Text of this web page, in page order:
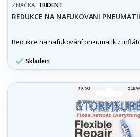
ZNAČKA: TRIDENT
REDUKCE NA NAFUKOVÁNÍ
Redukce na nafukování pneumatik z
 Skladem